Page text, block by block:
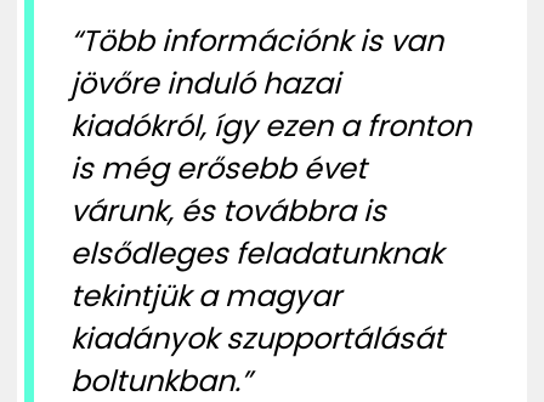
“Több információnk is van
jövőre induló hazai
kiadókról, így ezen a fronton
is még erősebb évet
várunk, és továbbra is
elsődleges feladatunknak
tekintjük a magyar
kiadányok szupportálását
boltunkban.”